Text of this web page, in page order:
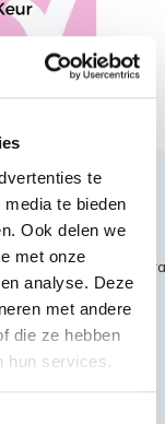
te
te bieden
Ook delen we
met onze
analyse. Deze
met andere
die ze hebben
hun services.
files/451435720/